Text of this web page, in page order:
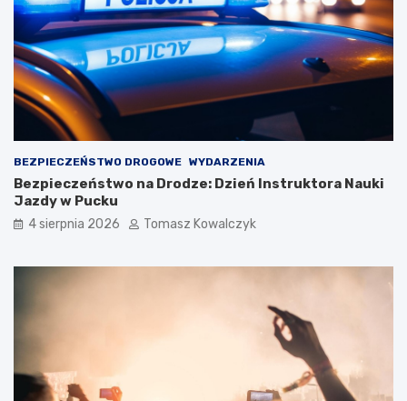
BEZPIECZEŃSTWO DROGOWE WYDARZENIA
Bezpieczeństwo na Drodze: Dzień Instruktora Nauki
Jazdy w Pucku
4 sierpnia 2026 Tomasz Kowalczyk